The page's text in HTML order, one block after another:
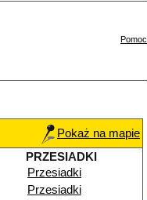
Pomoc
Pokaż na mapie
PRZESIADKI
Przesiadki
Przesiadki